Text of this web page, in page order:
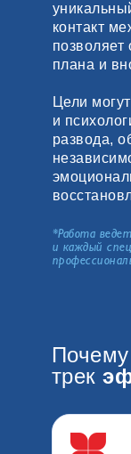
контакт
позволяет
плана и
Цели
и
развода,
*Работа
и каждый
трек